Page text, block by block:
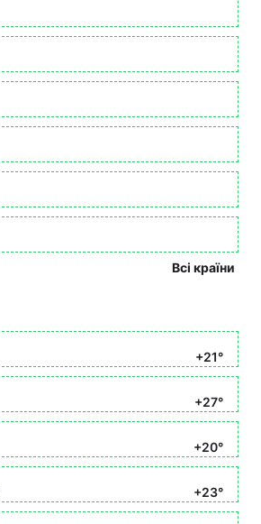
Всі країни
+21°
+27°
+20°
+23°